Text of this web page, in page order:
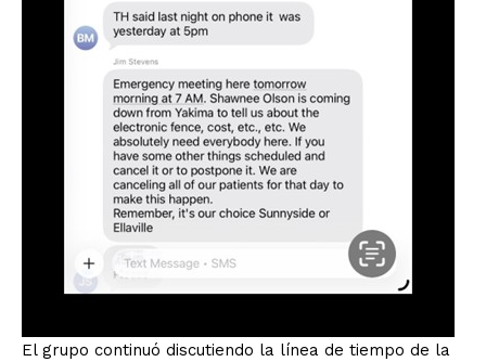
El grupo continuó discutiendo la línea de tiempo de la